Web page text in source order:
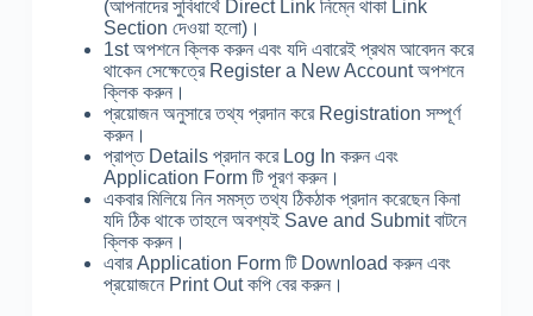
(আপনাদের সুবিধার্থে Direct Link নিম্নে থাকা Link
Section দেওয়া হলো)।
1st অপশনে ক্লিক করুন এবং যদি এবারেই প্রথম আবেদন করে
থাকেন সেক্ষেত্রে Register a New Account অপশনে
ক্লিক করুন।
প্রয়োজন অনুসারে তথ্য প্রদান করে Registration সম্পূর্ণ
করুন।
প্রাপ্ত Details প্রদান করে Log In করুন এবং
Application Form টি পূরণ করুন।
একবার মিলিয়ে নিন সমস্ত তথ্য ঠিকঠাক প্রদান করেছেন কিনা
যদি ঠিক থাকে তাহলে অবশ্যই Save and Submit বাটনে
ক্লিক করুন।
এবার Application Form টি Download করুন এবং
প্রয়োজনে Print Out কপি বের করুন।